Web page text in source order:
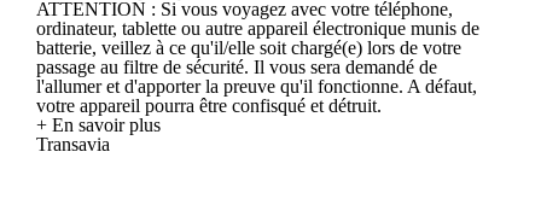
ATTENTION : Si vous voyagez avec votre téléphone,
ordinateur, tablette ou autre appareil électronique munis de
batterie, veillez à ce qu'il/elle soit chargé(e) lors de votre
passage au filtre de sécurité. Il vous sera demandé de
l'allumer et d'apporter la preuve qu'il fonctionne. A défaut,
votre appareil pourra être confisqué et détruit.
+ En savoir plus
Transavia